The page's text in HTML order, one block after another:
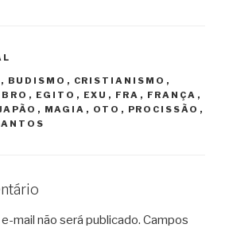
, BUDISMO , CRISTIANISMO ,
, EGITO , EXU , FRA , FRANÇA ,
, MAGIA , OTO , PROCISSÃO ,
mail não será publicado. Campos